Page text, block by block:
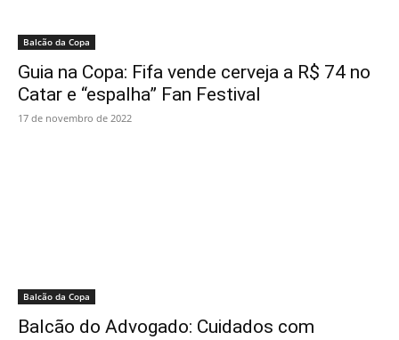
Balcão da Copa
Guia na Copa: Fifa vende cerveja a R$ 74 no
Catar e “espalha” Fan Festival
17 de novembro de 2022
Balcão da Copa
Balcão do Advogado: Cuidados com